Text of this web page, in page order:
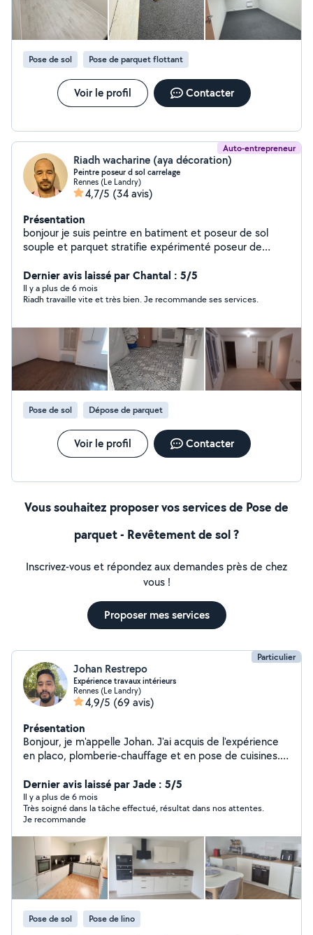
Pose de sol Pose de parquet flottant
Voir le profil Contacter
Auto-entrepreneur
Riadh wacharine (aya décoration)
Peintre poseur d sol carrelage
Rennes (Le Landry)
4,7/5 (34 avis)
Présentation
bonjour je suis peintre en batiment et poseur de sol
souple et parquet stratifie expérimenté poseur de
rénovation avec un soucis pour réaliser un résultat final
comme le souhaite le client et plus je suis disponible
pour me déplacer et voir vos chantiers vous faire un
Dernier avis laissé par Chantal : 5/5
Il y a plus de 6 mois
Riadh travaille vite et très bien. Je recommande ses services.
Pose de sol Dépose de parquet
Voir le profil Contacter
Vous souhaitez proposer vos services de Pose de
parquet - Revêtement de sol ?
Inscrivez-vous et répondez aux demandes près de chez
vous !
Proposer mes services
Particulier
Johan Restrepo
Expérience travaux intérieurs
Rennes (Le Landry)
4,9/5 (69 avis)
Présentation
Bonjour, je m'appelle Johan. J'ai acquis de l'expérience
en placo, plomberie-chauffage et en pose de cuisines.
travaux intérieurs, selon vos besoins.
Dernier avis laissé par Jade : 5/5
Il y a plus de 6 mois
Très soigné dans la tâche effectué, résultat dans nos attentes.
Je recommande
Pose de sol Pose de lino